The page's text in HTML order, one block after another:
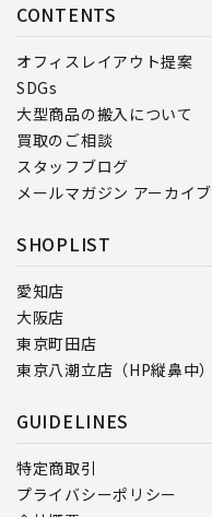
CONTENTS
オフィスレイアウト提案
SDGs
大型商品の搬入について
買取のご相談
スタッフブログ
メールマガジン アーカイブ
SHOPLIST
愛知店
大阪店
東京町田店
東京八潮立店（HP縦鼻中）
GUIDELINES
特定商取引
プライバシーポリシー